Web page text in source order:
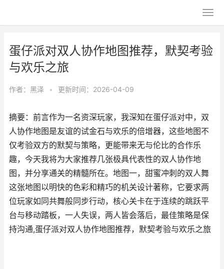
蛋仔派对双人协作地图推荐，默契考验
与欢乐之旅
作者： 黑泽 • 更新时间：2026-04-09
摘要：前言作为一名资深玩家，我深知在蛋仔派对中，双
人协作地图是友谊的试金石与欢乐的倍增器，这些地图不
仅考验双方的默契与策略，更能带来无与伦比的合作乐
趣，今天我将为大家推荐几张极具代表性的双人协作地
图，并分享通关的精髓所在。地图一，甜蜜冲刺的双人舞
这张地图以明快的色彩和精巧的机关设计著称，它要求两
位玩家如同共舞般同步行动，核心关卡在于连续的跳跃平
台与移动踏板，一人失误，两人皆会落后，最佳策略是保
持沟通,蛋仔派对双人协作地图推荐，默契考验与欢乐之旅